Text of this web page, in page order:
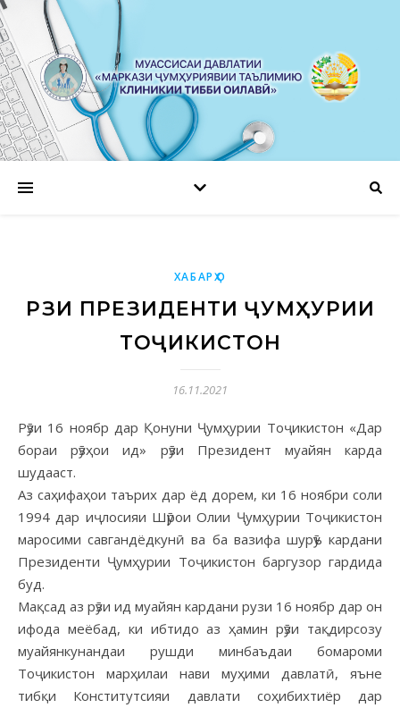
ХАБАРҲО
РӮЗИ ПРЕЗИДЕНТИ ҶУМҲУРИИ
ТОҶИКИСТОН
16.11.2021
Рӯзи 16 ноябр дар Қонуни Ҷумҳурии Тоҷикистон «Дар
бораи рӯзҳои ид» рӯзи Президент муайян карда
шудааст.
Аз саҳифаҳои таърих дар ёд дорем, ки 16 ноябри соли
1994 дар иҷлосияи Шӯрои Олии Ҷумҳурии Тоҷикистон
маросими савгандёдкунӣ ва ба вазифа шурӯъ кардани
Президенти Ҷумҳурии Тоҷикистон баргузор гардида
буд.
Мақсад аз рӯзи ид муайян кардани рузи 16 ноябр дар он
ифода меёбад, ки ибтидо аз ҳамин рӯзи тақдирсозу
муайянкунандаи рушди минбаъдаи бомароми
Тоҷикистон марҳилаи нави муҳими давлатӣ, яъне
тибқи Конститутсияи давлати соҳибихтиёр дар